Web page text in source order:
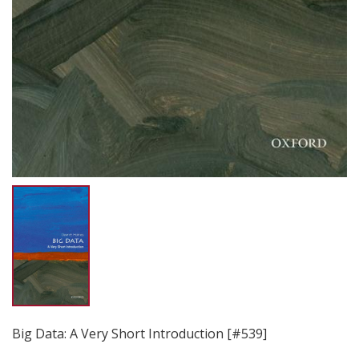
Big Data: A Very Short Introduction [#539]